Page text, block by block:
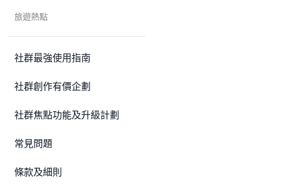
旅遊熱點
社群最強使用指南
社群創作有價企劃
社群焦點功能及升級計劃
常見問題
條款及細則